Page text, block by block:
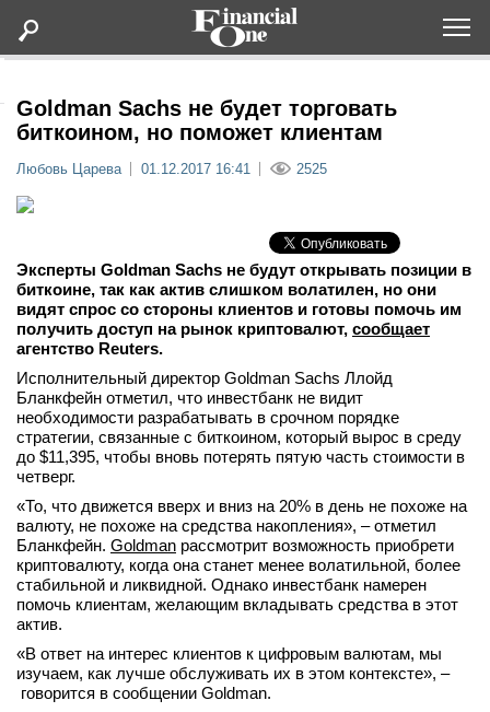
Статьи
Lifestyle
Мероприятия
Новости
Интервью
вконтакте
телеграм
Стать автором
Goldman Sachs не будет торговать
биткоином, но поможет клиентам
Любовь Царева 01.12.2017 16:41 2525
Эксперты Goldman Sachs не будут открывать позиции в
биткоине, так как актив слишком волатилен, но они
видят спрос со стороны клиентов и готовы помочь им
получить доступ на рынок криптовалют, сообщает
агентство Reuters.
Исполнительный директор Goldman Sachs Ллойд
Бланкфейн отметил, что инвестбанк не видит
необходимости разрабатывать в срочном порядке
стратегии, связанные с биткоином, который вырос в среду
до $11,395, чтобы вновь потерять пятую часть стоимости в
четверг.
«То, что движется вверх и вниз на 20% в день не похоже на
валюту, не похоже на средства накопления», – отметил
Бланкфейн. Goldman рассмотрит возможность приобрети
криптовалюту, когда она станет менее волатильной, более
стабильной и ликвидной. Однако инвестбанк намерен
помочь клиентам, желающим вкладывать средства в этот
актив.
«В ответ на интерес клиентов к цифровым валютам, мы
изучаем, как лучше обслуживать их в этом контексте», –
говорится в сообщении Goldman.